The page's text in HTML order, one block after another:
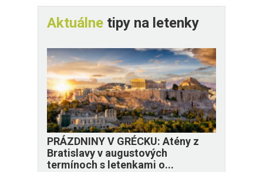
Aktuálne tipy na letenky
PRÁZDNINY V GRÉCKU: Atény z
Bratislavy v augustových
termínoch s letenkami o...